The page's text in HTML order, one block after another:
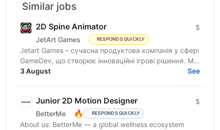
Similar jobs
2D Spine Animator
JetArt Games RESPONDS QUICKLY
$
Jetart Games – сучасна продуктова компанія у сфері
GameDev, що створює інноваційні ігрові рішення. Ми
розробляємо високопродуктивні ігрові системи з
3 August See
Junior 2D Motion Designer
BetterMe 🔥 RESPONDS QUICKLY
$
About us: BetterMe — a global wellness ecosystem